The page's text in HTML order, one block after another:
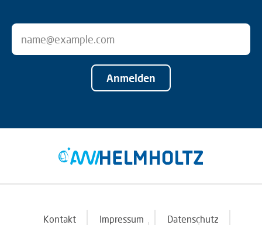
Anmelden
Kontakt Impressum Datenschutz